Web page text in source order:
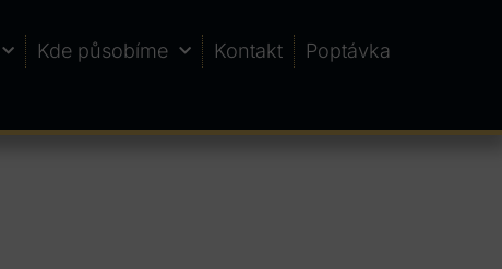
Kde působíme Kontakt Poptávka